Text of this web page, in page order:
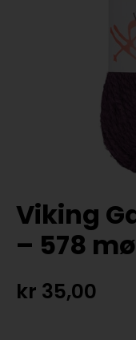
Viking
– 578
kr 35,00